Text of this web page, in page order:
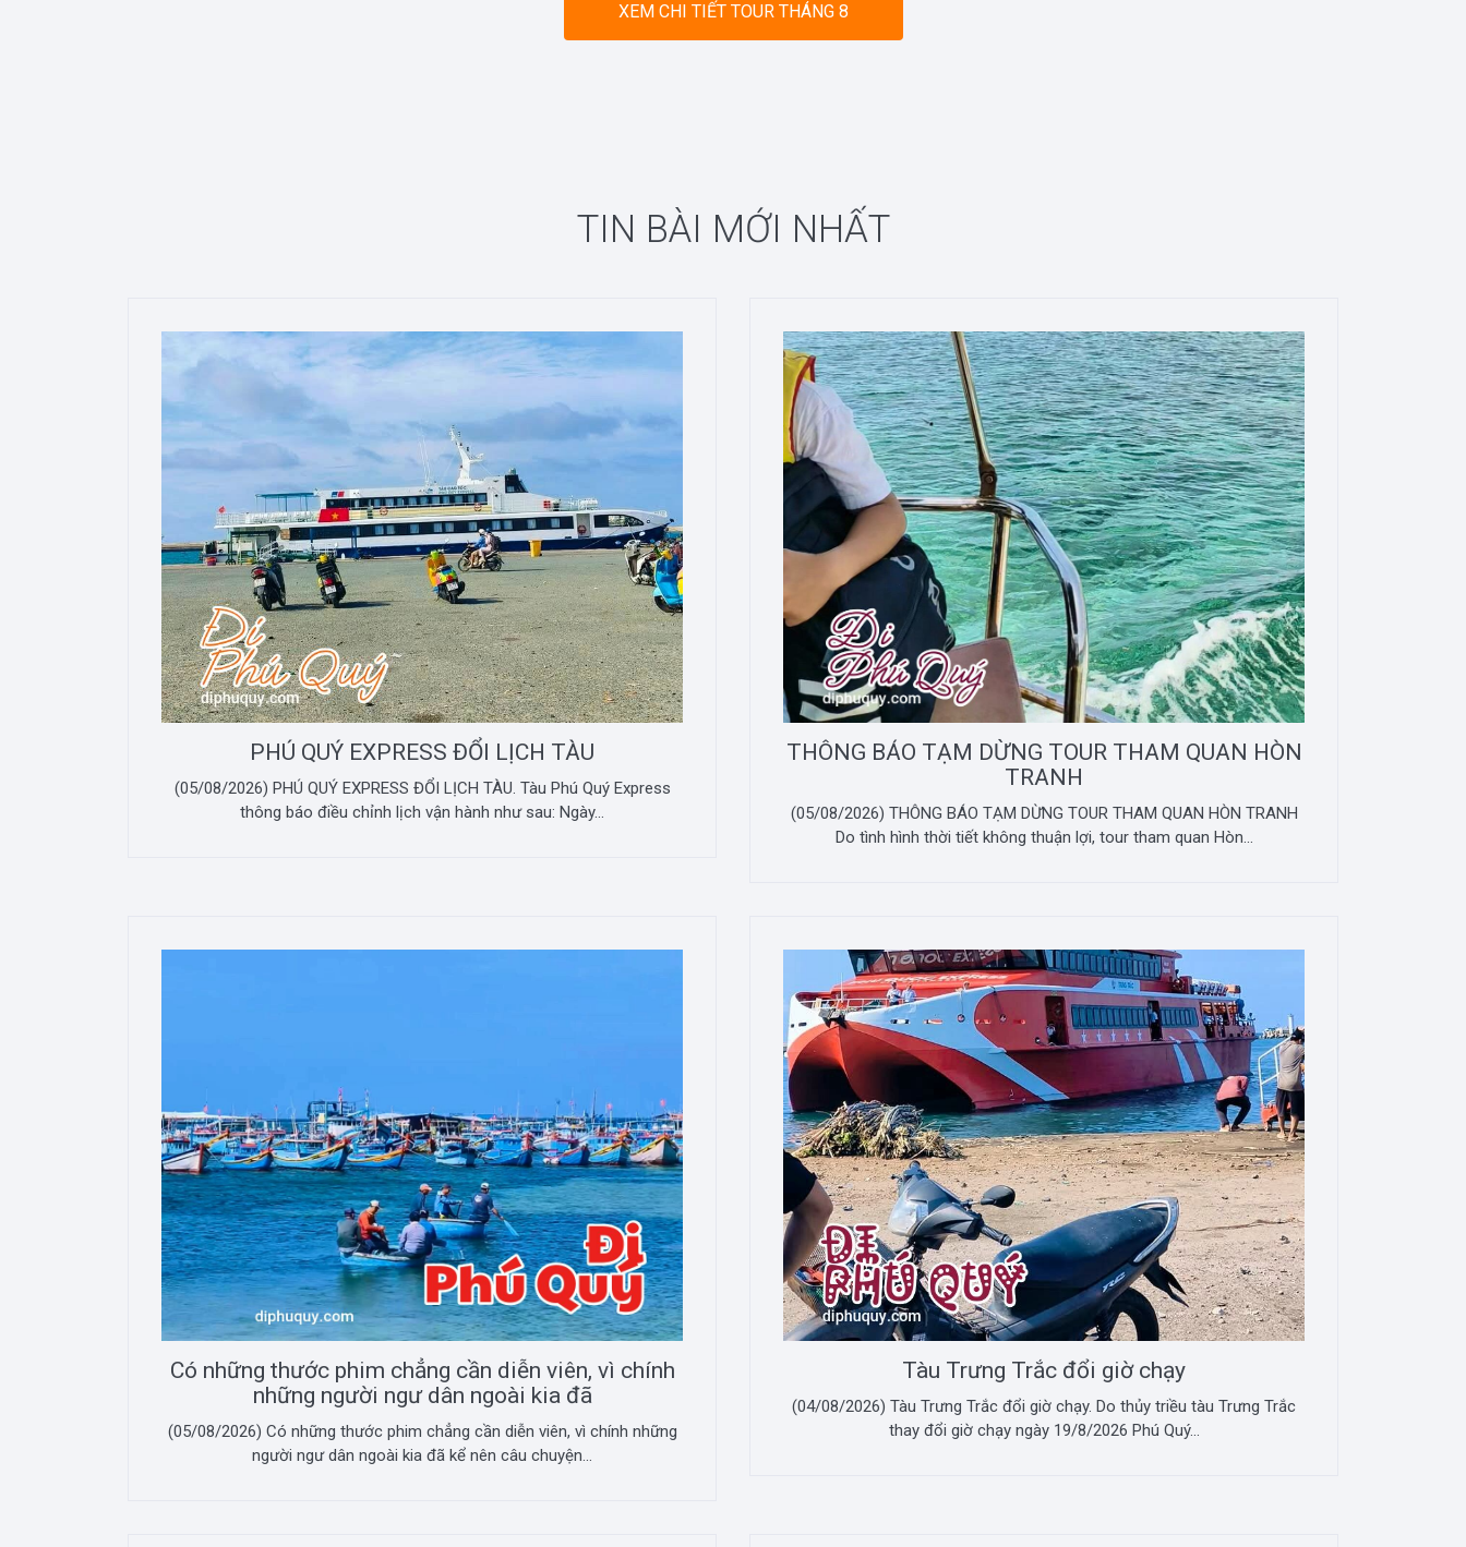
XEM CHI TIẾT TOUR THÁNG 8
TIN BÀI MỚI NHẤT
PHÚ QUÝ EXPRESS ĐỔI LỊCH TÀU
(05/08/2026) PHÚ QUÝ EXPRESS ĐỔI LỊCH TÀU. Tàu Phú Quý Express
thông báo điều chỉnh lịch vận hành như sau: Ngày...
THÔNG BÁO TẠM DỪNG TOUR THAM QUAN HÒN
TRANH
(05/08/2026) THÔNG BÁO TẠM DỪNG TOUR THAM QUAN HÒN TRANH
Do tình hình thời tiết không thuận lợi, tour tham quan Hòn...
Có những thước phim chẳng cần diễn viên, vì chính
những người ngư dân ngoài kia đã
(05/08/2026) Có những thước phim chẳng cần diễn viên, vì chính những
người ngư dân ngoài kia đã kể nên câu chuyện...
Tàu Trưng Trắc đổi giờ chạy
(04/08/2026) Tàu Trưng Trắc đổi giờ chạy. Do thủy triều tàu Trưng Trắc
thay đổi giờ chạy ngày 19/8/2026 Phú Quý...